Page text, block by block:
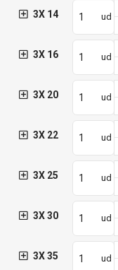
3X 14 ud
3X 16 ud
3X 20 ud
3X 22 ud
3X 25 ud
3X 30 ud
3X 35 ud